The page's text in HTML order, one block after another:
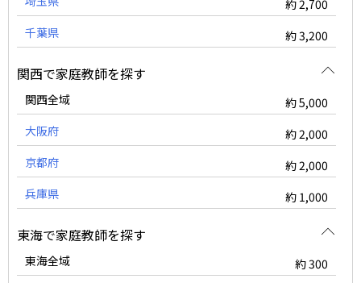
約 2,700
千葉県
約 3,200
関西で家庭教師を探す
関西全域
約 5,000
大阪府
約 2,000
京都府
約 2,000
兵庫県
約 1,000
東海で家庭教師を探す
東海全域
約 300